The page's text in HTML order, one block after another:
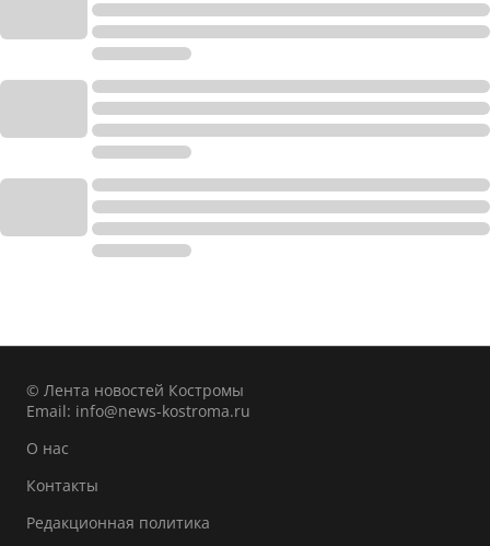
© Лента новостей Костромы
Email: info@news-kostroma.ru
О нас
Контакты
Редакционная политика